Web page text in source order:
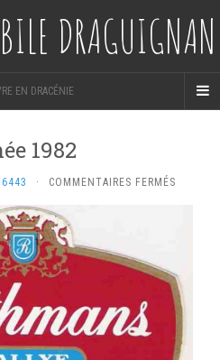
DRAGUIGNAN
EN DRACÉNIE
1982
· COMMENTAIRES FERMÉSSUR